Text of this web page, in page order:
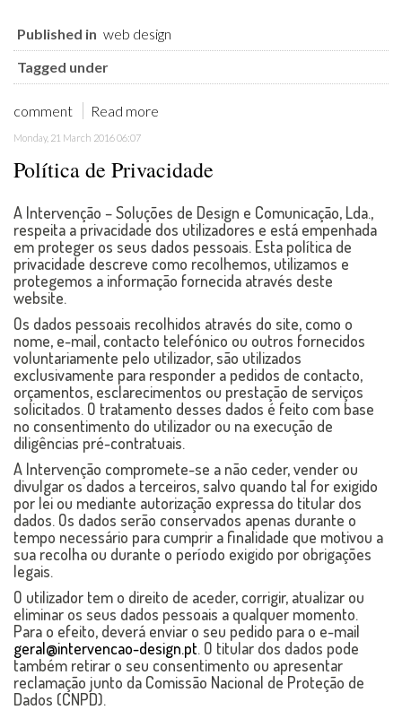
Published in web design
Tagged under
comment Read more
Monday, 21 March 2016 06:07
Política de Privacidade
A Intervenção – Soluções de Design e Comunicação, Lda.,
respeita a privacidade dos utilizadores e está empenhada
em proteger os seus dados pessoais. Esta política de
privacidade descreve como recolhemos, utilizamos e
protegemos a informação fornecida através deste
website.
Os dados pessoais recolhidos através do site, como o
nome, e-mail, contacto telefónico ou outros fornecidos
voluntariamente pelo utilizador, são utilizados
exclusivamente para responder a pedidos de contacto,
orçamentos, esclarecimentos ou prestação de serviços
solicitados. O tratamento desses dados é feito com base
no consentimento do utilizador ou na execução de
diligências pré-contratuais.
A Intervenção compromete-se a não ceder, vender ou
divulgar os dados a terceiros, salvo quando tal for exigido
por lei ou mediante autorização expressa do titular dos
dados. Os dados serão conservados apenas durante o
tempo necessário para cumprir a finalidade que motivou a
sua recolha ou durante o período exigido por obrigações
legais.
O utilizador tem o direito de aceder, corrigir, atualizar ou
eliminar os seus dados pessoais a qualquer momento.
Para o efeito, deverá enviar o seu pedido para o e-mail
geral@intervencao-design.pt. O titular dos dados pode
também retirar o seu consentimento ou apresentar
reclamação junto da Comissão Nacional de Proteção de
Dados (CNPD).